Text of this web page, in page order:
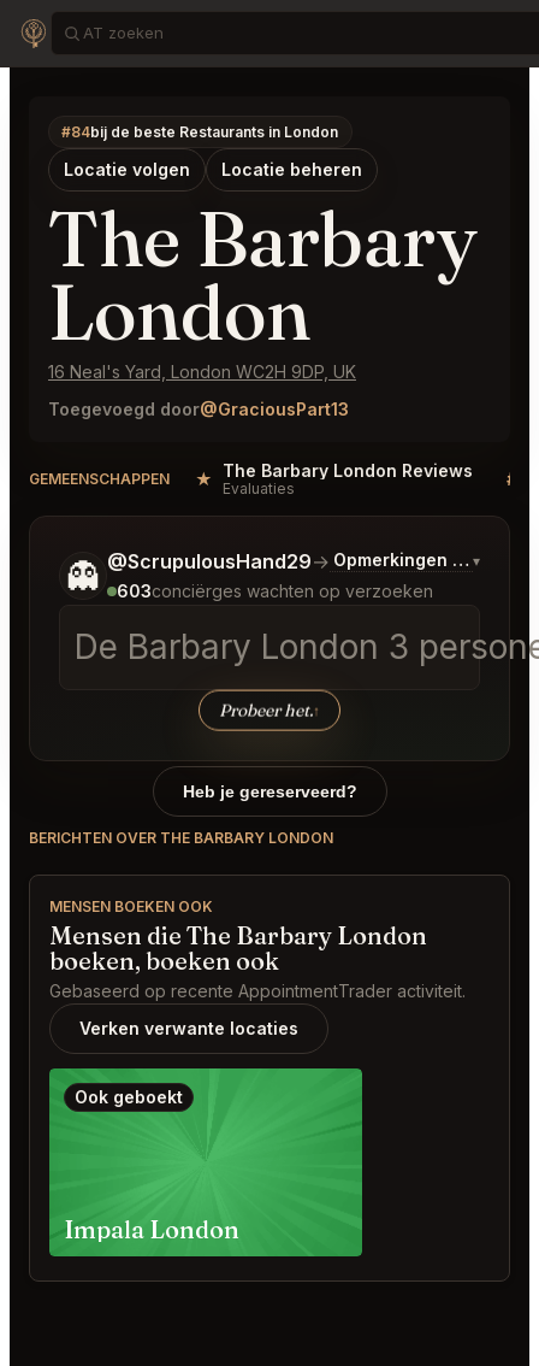
#84bij de beste Restaurants in London
Locatie volgen Locatie beheren
The Barbary
London
16 Neal's Yard, London WC2H 9DP, UK
Toegevoegd door@GraciousPart13
GEMEENSCHAPPEN ★ The Barbary London Reviews
Evaluaties #
👻 @ScrupulousHand29→ Opmerkingen over
▾
603conciërges wachten op verzoeken
De Barbary London 3
Probeer het.↑
Vertel me wat je wilt.
Heb je gereserveerd?
BERICHTEN OVER THE BARBARY LONDON
MENSEN BOEKEN OOK
Mensen die The Barbary London
boeken, boeken ook
Gebaseerd op recente AppointmentTrader activiteit.
Verken verwante locaties
Ook geboekt
Impala London